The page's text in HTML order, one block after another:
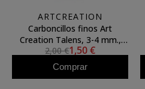
ARTCREATION
Carboncillos finos Art
Creation Talens, 3-4 mm.,
Caja 3 uds.
2,00 €1,50 €
Comprar